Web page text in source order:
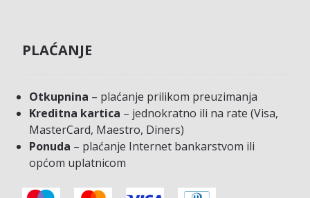
PLAĆANJE
Otkupnina – plaćanje prilikom preuzimanja
Kreditna kartica – jednokratno ili na rate (Visa,
MasterCard, Maestro, Diners)
Ponuda – plaćanje Internet bankarstvom ili
općom uplatnicom